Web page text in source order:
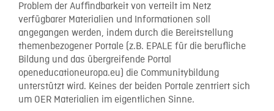
Problem der Auffindbarkeit von verteilt im Netz
verfügbarer Materialien und Informationen soll
angegangen werden, indem durch die Bereitstellung
themenbezogener Portale (z.B. EPALE für die berufliche
Bildung und das übergreifende Portal
openeducationeuropa.eu) die Communitybildung
unterstützt wird. Keines der beiden Portale zentriert sich
um OER Materialien im eigentlichen Sinne.